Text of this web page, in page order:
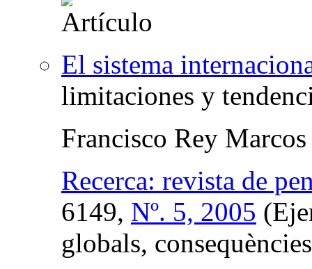
El sistema
limitaciones y
Francisco Rey Marcos
Recerca: revista de
6149, Nº. 5, 2005
globals,